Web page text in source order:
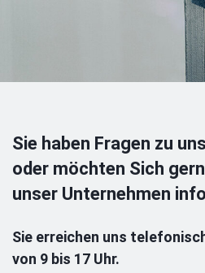
Sie haben Fragen zu
oder möchten Sich
unser Unternehmen
Sie erreichen uns
von 9 bis 17 Uhr.